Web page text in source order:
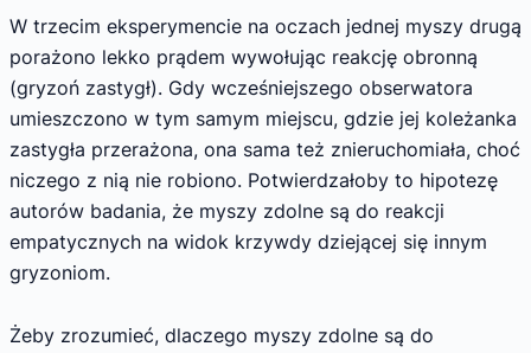
W trzecim eksperymencie na oczach jednej myszy drugą
porażono lekko prądem wywołując reakcję obronną
(gryzoń zastygł). Gdy wcześniejszego obserwatora
umieszczono w tym samym miejscu, gdzie jej koleżanka
zastygła przerażona, ona sama też znieruchomiała, choć
niczego z nią nie robiono. Potwierdzałoby to hipotezę
autorów badania, że myszy zdolne są do reakcji
empatycznych na widok krzywdy dziejącej się innym
gryzoniom.
Żeby zrozumieć, dlaczego myszy zdolne są do